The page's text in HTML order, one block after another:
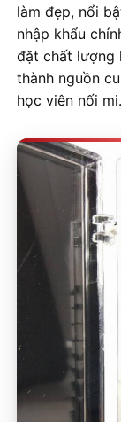
làm đẹp, nổi
nhập khẩu
đặt chất lượng
thành nguồn
học viên nối mi.